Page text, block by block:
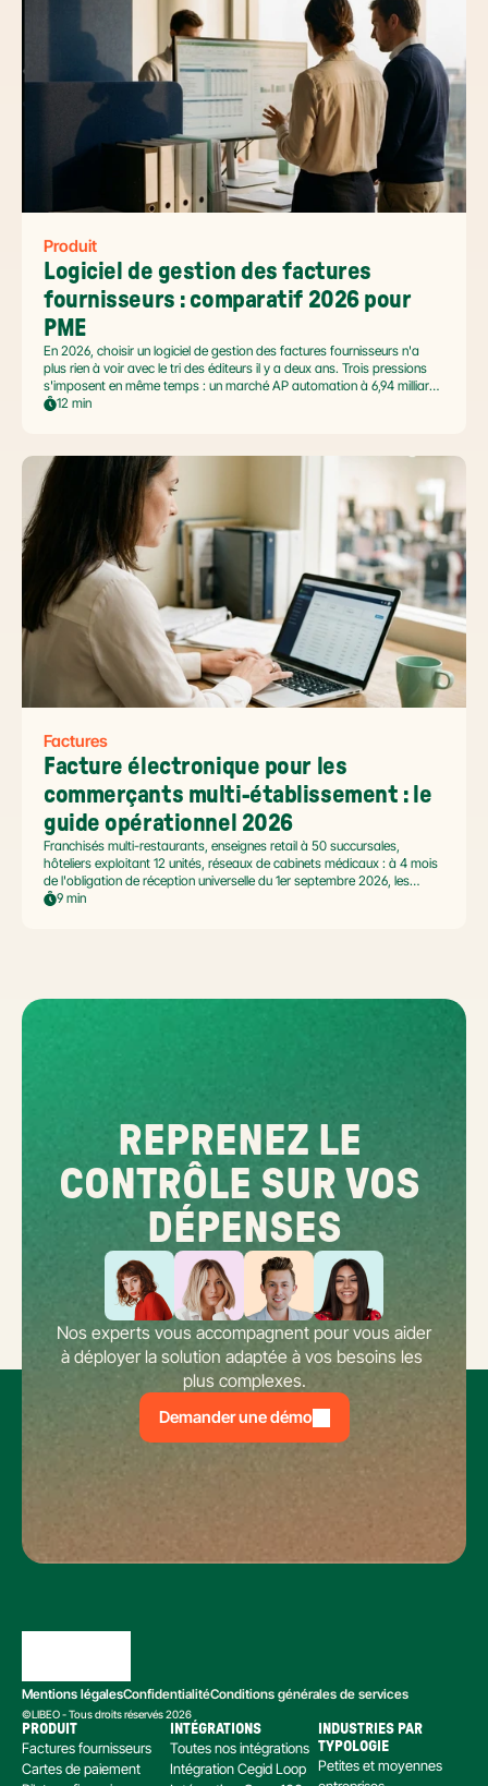
Produit
Logiciel de gestion des factures
fournisseurs : comparatif 2026 pour
PME
En 2026, choisir un logiciel de gestion des factures fournisseurs n'a
plus rien à voir avec le tri des éditeurs il y a deux ans. Trois pressions
s'imposent en même temps : un marché AP automation à 6,94 milliards
USD en pleine accélération, une réforme facture électronique 2026 qui
de traitement, selon Forrester 2026). Ce comparatif passe en revue 8
outils pertinents pour les PME françaises et le positionnement de Libeo
dans ce paysage en mouvement.
12 min
Factures
Facture électronique pour les
commerçants multi-établissement : le
guide opérationnel 2026
Franchisés multi-restaurants, enseignes retail à 50 succursales,
hôteliers exploitant 12 unités, réseaux de cabinets médicaux : à 4 mois
de l'obligation de réception universelle du 1er septembre 2026, les
commerçants multi-établissement ont un défi spécifique. Ce guide
9 min
REPRENEZ LE
CONTRÔLE SUR VOS
DÉPENSES
Nos experts vous accompagnent pour vous aider
à déployer la solution adaptée à vos besoins les
plus complexes.
Demander une démo
Mentions légalesConfidentialitéConditions générales de services
©LIBEO - Tous droits réservés 2026
PRODUIT
Factures fournisseurs
Cartes de paiement
INTÉGRATIONS
Toutes nos intégrations
Intégration Cegid Loop
INDUSTRIES PAR
TYPOLOGIE
Petites et moyennes